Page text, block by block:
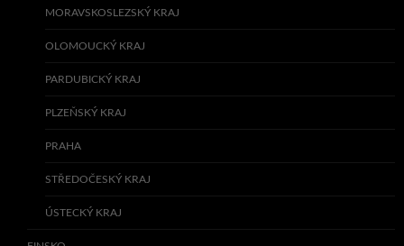
MORAVSKOSLEZSKÝ KRAJ
OLOMOUCKÝ KRAJ
PARDUBICKÝ KRAJ
PLZEŇSKÝ KRAJ
PRAHA
STŘEDOČESKÝ KRAJ
ÚSTECKÝ KRAJ